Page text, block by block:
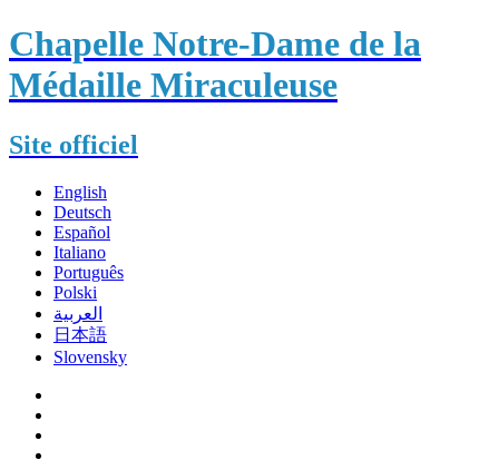
Chapelle Notre-Dame de la
Médaille Miraculeuse
Site officiel
English
Deutsch
Español
Italiano
Português
Polski
العربية
日本語
Slovensky